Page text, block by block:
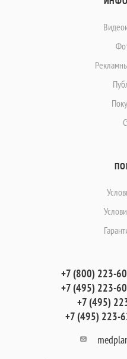
+7 (800) 223-
+7 (495) 223-
+7 (495)
+7 (495) 223-